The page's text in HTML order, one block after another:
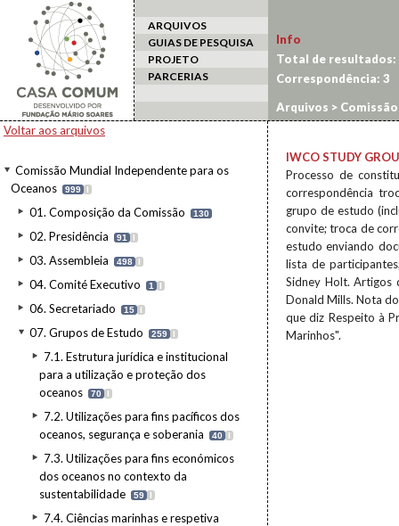
ARQUIVOS
GUIAS DE PESQUISA
PROJETO
PARCERIAS
Voltar aos arquivos
Comissão Mundial Independente para os
Oceanos
999 I
01. Composição da Comissão 130
02. Presidência 91 I
03. Assembleia 498 I
04. Comité Executivo 1 I
06. Secretariado 15 I
07. Grupos de Estudo 259 I
7.1. Estrutura jurídica e institucional
para a utilização e proteção dos
oceanos
70 I
7.2. Utilizações para fins pacíficos dos
oceanos, segurança e soberania
40 I
7.3. Utilizações para fins económicos
dos oceanos no contexto da
sustentabilidade
59 I
7.4. Ciências marinhas e respetiva
Info
Total de resultados:
Correspondência: 3
Arquivos >
Consciencialização
IWCO STUDY
Processo de
correspondência
grupo de estudo
convite; troca de
estudo enviando
lista de
Sidney Holt. Artigos
Donald Mills. Nota
que diz Respeito à
Marinhos".